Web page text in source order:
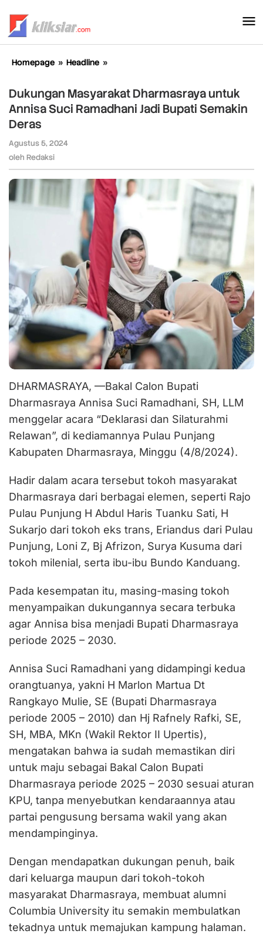
konten
Homepage » Headline »
Dharmasraya
untuk
Annisa
Semakin
Deras
Dukungan Masyarakat Dharmasraya untuk
Annisa Suci Ramadhani Jadi Bupati Semakin
Deras
Agustus 5, 2024
oleh Redaksi
DHARMASRAYA, —Bakal Calon Bupati
Dharmasraya Annisa Suci Ramadhani, SH, LLM
menggelar acara “Deklarasi dan Silaturahmi
Relawan”, di kediamannya Pulau Punjang
Kabupaten Dharmasraya, Minggu (4/8/2024).
Hadir dalam acara tersebut tokoh masyarakat
Dharmasraya dari berbagai elemen, seperti Rajo
Pulau Punjung H Abdul Haris Tuanku Sati, H
Sukarjo dari tokoh eks trans, Eriandus dari Pulau
Punjung, Loni Z, Bj Afrizon, Surya Kusuma dari
tokoh milenial, serta ibu-ibu Bundo Kanduang.
Pada kesempatan itu, masing-masing tokoh
menyampaikan dukungannya secara terbuka
agar Annisa bisa menjadi Bupati Dharmasraya
periode 2025 – 2030.
Annisa Suci Ramadhani yang didampingi kedua
orangtuanya, yakni H Marlon Martua Dt
Rangkayo Mulie, SE (Bupati Dharmasraya
periode 2005 – 2010) dan Hj Rafnely Rafki, SE,
SH, MBA, MKn (Wakil Rektor II Upertis),
mengatakan bahwa ia sudah memastikan diri
untuk maju sebagai Bakal Calon Bupati
Dharmasraya periode 2025 – 2030 sesuai aturan
KPU, tanpa menyebutkan kendaraannya atau
partai pengusung bersama wakil yang akan
mendampinginya.
Dengan mendapatkan dukungan penuh, baik
dari keluarga maupun dari tokoh-tokoh
masyarakat Dharmasraya, membuat alumni
Columbia University itu semakin membulatkan
tekadnya untuk memajukan kampung halaman.